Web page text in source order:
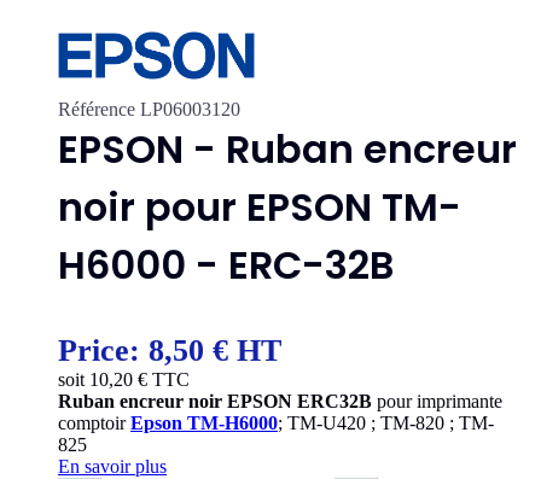
Référence LP06003120
EPSON - Ruban encreur
noir pour EPSON TM-
H6000 - ERC-32B
Price: 8,50 € HT
soit 10,20 € TTC
Ruban encreur noir EPSON ERC32B pour imprimante
comptoirEpson TM-H6000; TM-U420 ; TM-820 ; TM-
825
En savoir plus